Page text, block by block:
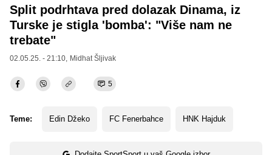
Split podrhtava pred dolazak Dinama, iz
Turske je stigla 'bomba': "Više nam ne
trebate"
02.05.25. - 21:10, Midhat Šljivak
5
Teme: Edin Džeko FC Fenerbahce HNK Hajduk